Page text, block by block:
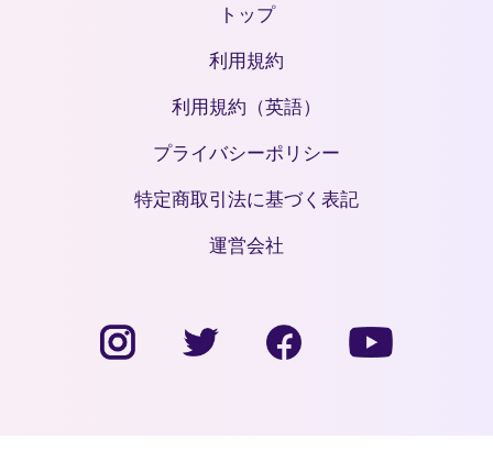
トップ
利用規約
利用規約（英語）
プライバシーポリシー
特定商取引法に基づく表記
運営会社